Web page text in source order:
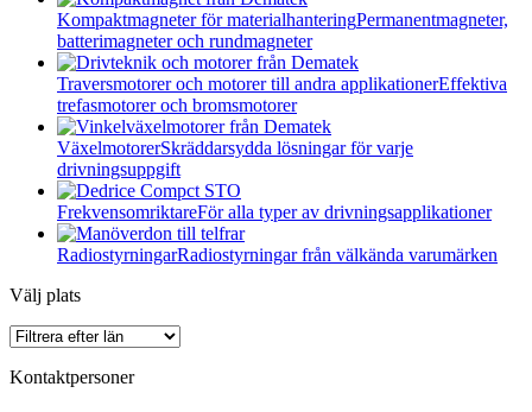
Kompaktmagneter för materialhanteringPermanentmagneter,
batterimagneter och rundmagneter
Traversmotorer och motorer till andra applikationerEffektiva
trefasmotorer och bromsmotorer
VäxelmotorerSkräddarsydda lösningar för varje
drivningsuppgift
FrekvensomriktareFör alla typer av drivningsapplikationer
RadiostyrningarRadiostyrningar från välkända varumärken
Välj plats
Kontaktpersoner